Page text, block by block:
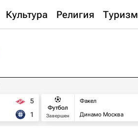
Культура Религия Туризм
5
1
Футбол
Завершен
Факел
Динамо Москва